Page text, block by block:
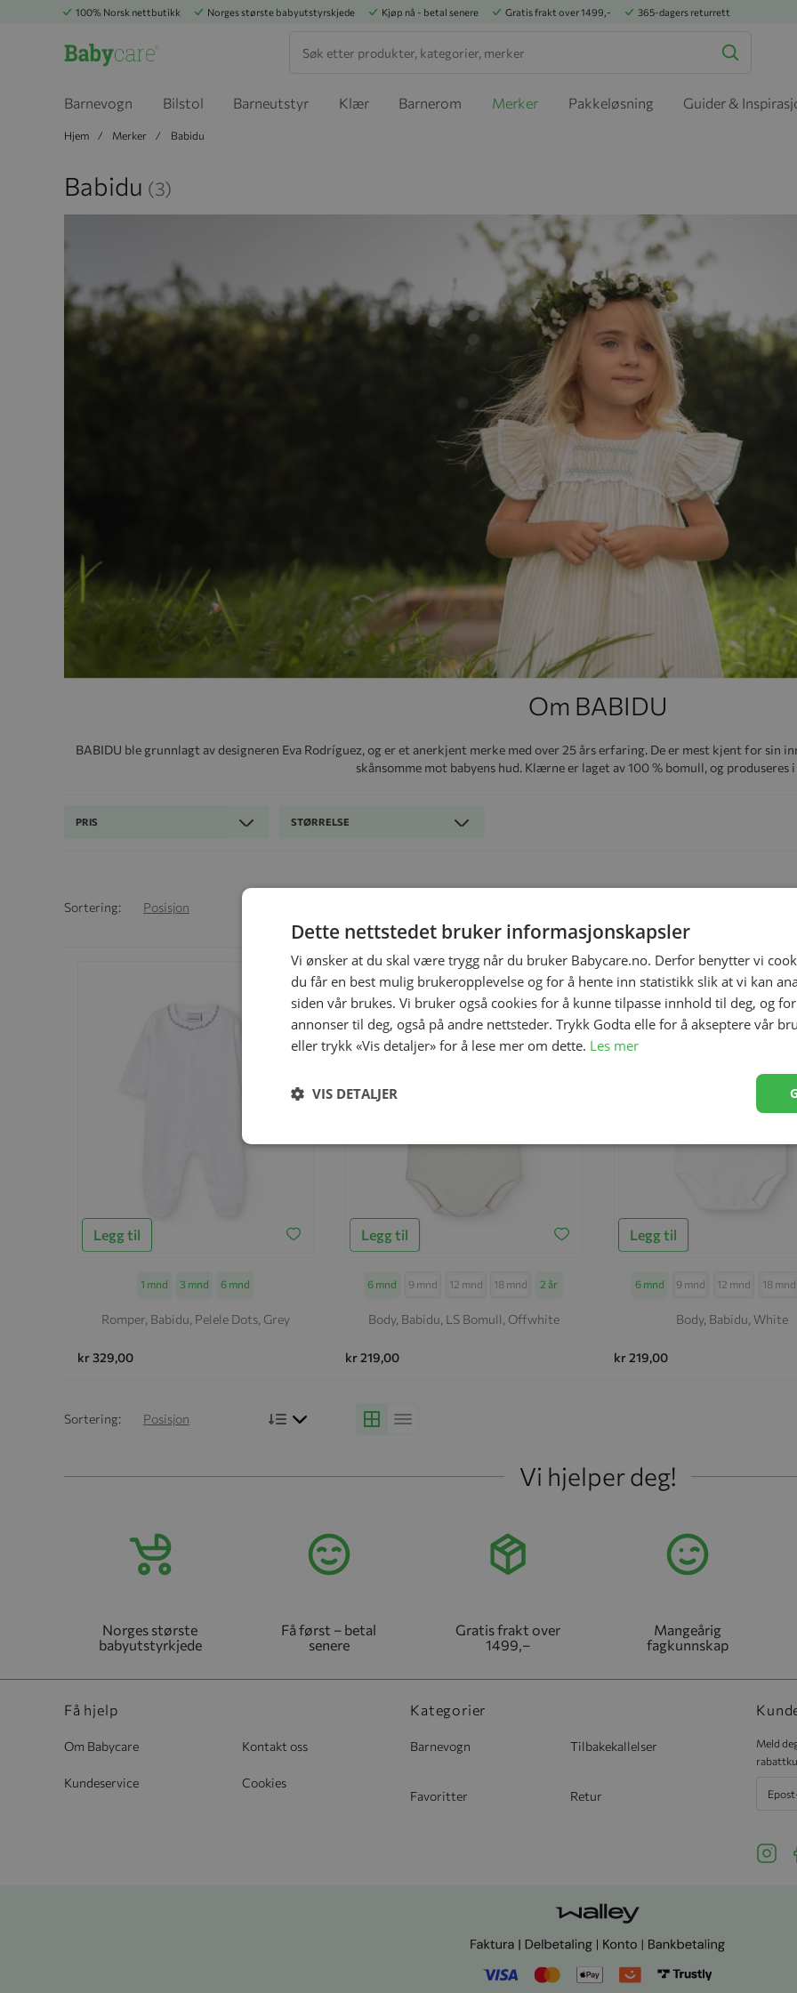
100% Norsk nettbutikk Norges største babyutstyrskjede Kjøp nå - betal senere Gratis frakt over 1499,- 365-dagers returrett
Barnevogn Bilstol Barneutstyr Klær Barnerom Merker Pakkeløsning Guider &
Hjem Merker Babidu
Babidu (3)
Om BABIDU
BABIDU ble grunnlagt av designeren Eva Rodríguez, og er et anerkjent merke med over 25 års erfaring. De er mest kjent for
skånsomme mot babyens hud. Klærne er laget av 100 % bomull, og produseres
Sortering: Posisjon
Legg til
Størrelse
1 mnd 3 mnd 6 mnd
Romper, Babidu, Pelele Dots, Grey
kr 329,00
Legg til
Størrelse
6 mnd 9 mnd 12 mnd 18 mnd 2 år
Body, Babidu, LS Bomull, Offwhite
kr 219,00
Legg til
Størrelse
6 mnd 9 mnd 12 mnd 18 mnd
Body, Babidu, White
kr 219,00
Sortering: Posisjon Bruk synkende rekkefølge
Grid Liste
PRIS STØRRELSE
Vi hjelper deg!
Norges største
babyutstyrkjede
Få først – betal
senere
Gratis frakt over
1499,–
Mangeårig
fagkunnskap
Få hjelp
Om Babycare Kontakt oss
Kundeservice Cookies
Kategorier
Barnevogn Tilbakekallelser
Favoritter Retur
Meld
See
Dette nettstedet bruker informasjonskapsler
Vi ønsker at du skal være trygg når du bruker Babycare.no. Derfor benytter vi
du får en best mulig brukeropplevelse og for å hente inn statistikk slik at vi kan
siden vår brukes. Vi bruker også cookies for å kunne tilpasse innhold til deg, og
annonser til deg, også på andre nettsteder. Trykk Godta elle for å akseptere vår
eller trykk «Vis detaljer» for å lese mer om dette. Les mer
VIS DETALJER